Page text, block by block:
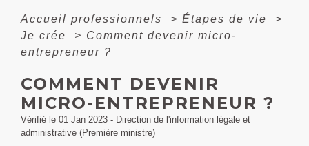
Accueil professionnels > Étapes de vie
>
Je crée
> Comment devenir micro-
entrepreneur ?
COMMENT DEVENIR
MICRO-ENTREPRENEUR ?
Vérifié le 01 Jan 2023 - Direction de l'information légale et
administrative (Première ministre)